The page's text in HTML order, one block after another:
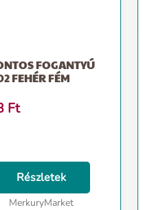
FOGANTYÚ
FEHÉR FÉM
Ft
Részletek
MerkuryMarket